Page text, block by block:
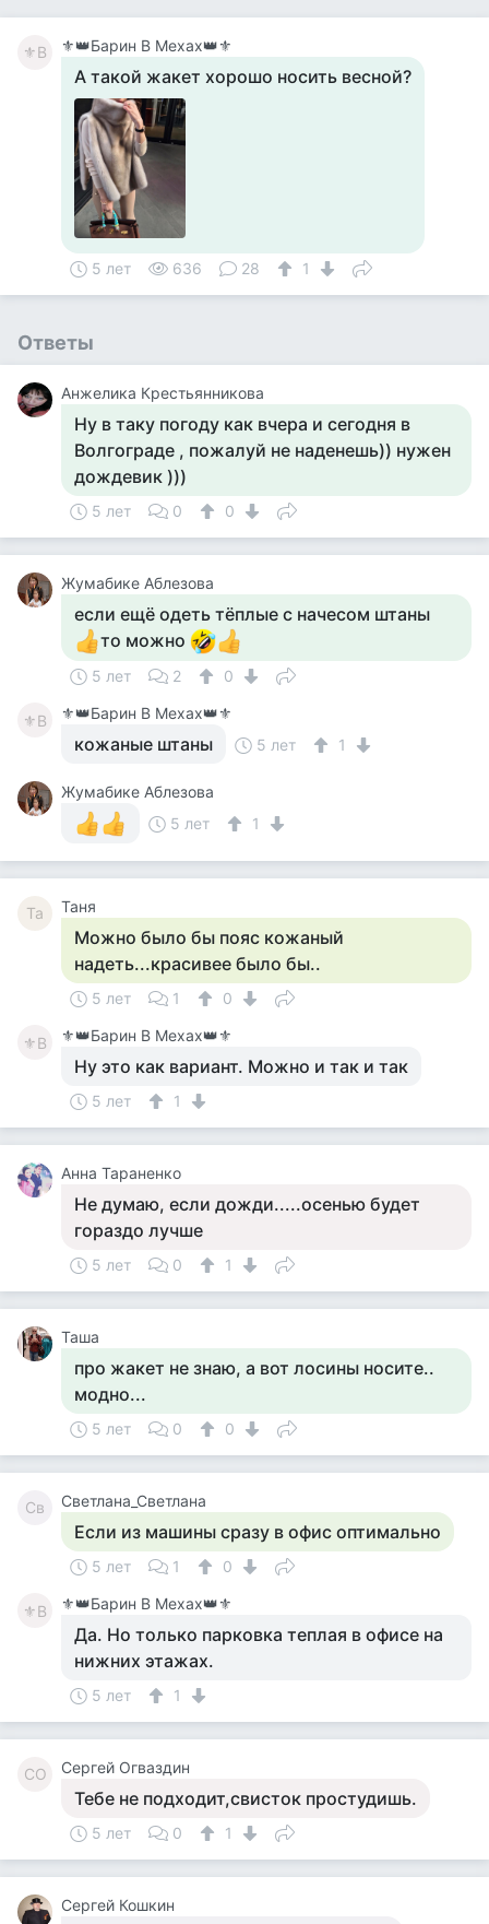
⚜В ⚜️👑Барин В Мехах👑⚜️
А такой жакет хорошо носить весной?
5 лет 636 28 1
Ответы
Анжелика Крестьянникова
Ну в таку погоду как вчера и сегодня в
Волгограде , пожалуй не наденешь)) нужен
дождевик )))
5 лет 0 0
Жумабике Аблезова
если ещё одеть тёплые с начесом штаны
то можно
5 лет 2 0
⚜В ⚜️👑Барин В Мехах👑⚜️
кожаные штаны 5 лет 1
Жумабике Аблезова
5 лет
1
Та Таня
Можно было бы пояс кожаный
надеть...красивее было бы..
5 лет 1 0
⚜В ⚜️👑Барин В Мехах👑⚜️
Ну это как вариант. Можно и так и так
5 лет 1
Анна Тараненко
Не думаю, если дожди.....осенью будет
гораздо лучше
5 лет 0 1
Таша
про жакет не знаю, а вот лосины носите..
модно...
5 лет 0 0
Св Светлана_Светлана
Если из машины сразу в офис оптимально
5 лет 1 0
⚜В ⚜️👑Барин В Мехах👑⚜️
Да. Но только парковка теплая в офисе на
нижних этажах.
5 лет 1
СО Сергей Огваздин
Тебе не подходит,свисток простудишь.
5 лет 0 1
Сергей Кошкин